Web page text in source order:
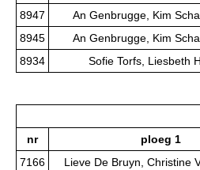
8947
An Genbrugge, Kim
8945
An Genbrugge, Kim
8934
Sofie Torfs, Liesbeth
nr
ploeg 1
7166
Lieve De Bruyn, Christine